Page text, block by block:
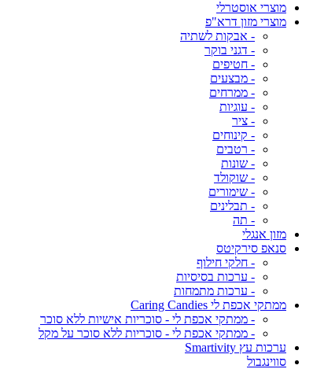
מוצרי אוסטרלי
מוצרי מזון דרא"פ
- אבקות לשתיה
- דגני בוקר
- חטיפים
- מבצעים
- ממרחים
- עוגיות
- ציר
- קינוחים
- רטבים
- שונות
- שוקולד
- שימורים
- תבלינים
- תה
מזון אנגלי
סנאפ סירקיטס
- חלקי חילוף
- ערכות בסיסיות
- ערכות מתמחות
ממתקי אכפת לי Caring Candies
- ממתקי אכפת לי - סוכריות אישיות ללא סוכר
- ממתקי אכפת לי - סוכריות ללא סוכר על מקל
ערכות עץ Smartivity
סווינגבול